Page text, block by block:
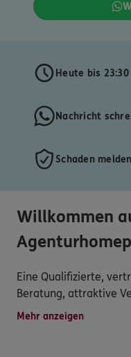
Heute bis
Nachricht
Schaden melden
Willkommen
Eine Qualifizierte,
Beratung, attraktive
Mehr anzeigen